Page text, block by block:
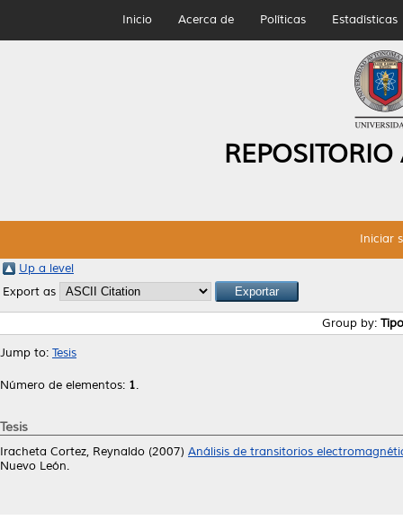
Inicio Acerca de Políticas Estadísticas
Iniciar
Up a level
Export as
Group by:
Jump to: Tesis
Número de elementos: 1.
Tesis
Iracheta Cortez, Reynaldo (2007) Análisis de transitorios
Nuevo León.